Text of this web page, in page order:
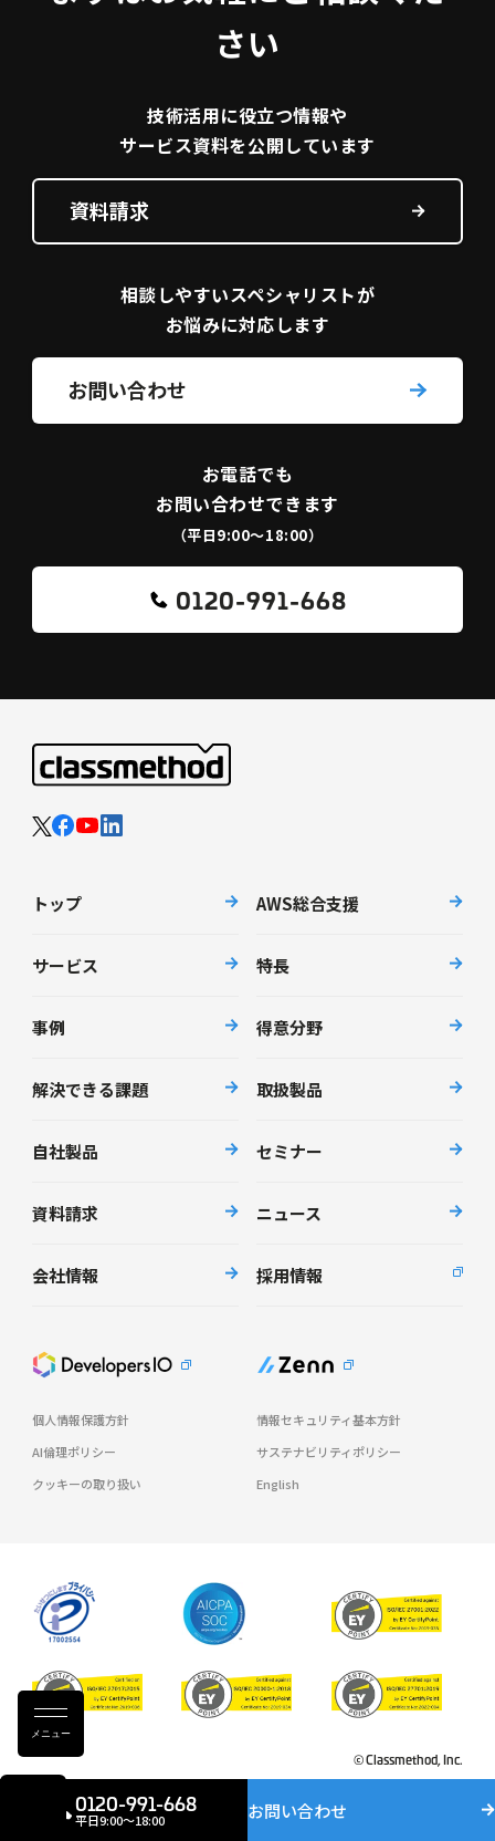
メニュー
さい
技術活用に役立つ情報や
サービス資料を公開しています
資料請求
相談しやすいスペシャリストが
お悩みに対応します
お問い合わせ
お電話でも
お問い合わせできます
（平日9:00〜18:00）
0120-991-668
トップ AWS総合支援
サービス 特長
事例 得意分野
解決できる課題 取扱製品
自社製品 セミナー
資料請求 ニュース
会社情報 採用情報
個人情報保護方針
情報セキュリティ基本方針
AI倫理ポリシー
サステナビリティポリシー
クッキーの取り扱い
English
© Classmethod, Inc.
0120-991-668
平日9:00〜18:00 お問い合わせ